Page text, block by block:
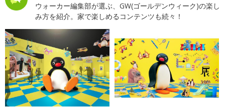
ウォーカー編集部が選ぶ、GW(ゴールデンウィーク)の楽し
み方を紹介。家で楽しめるコンテンツも続々！